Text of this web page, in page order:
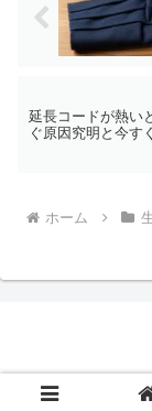
延長コードが熱い
ぐ原因究明と今す
ホーム